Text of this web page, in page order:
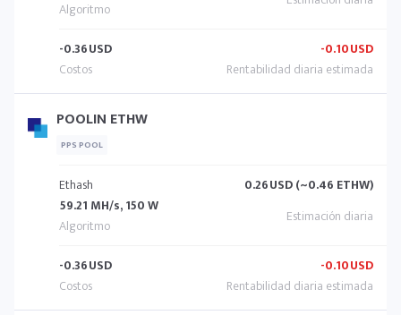
-0.36USD -0.10USD
POOLIN ETHW
PPS POOL
Ethash
59.21 MH/s, 150 W
0.26USD (~0.46 ETHW)
-0.36USD -0.10USD